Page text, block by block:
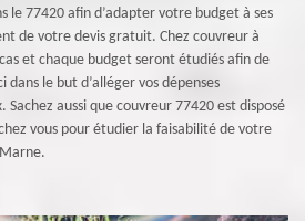
le 77420 afin d’adapter votre budget à ses
de votre devis gratuit. Chez couvreur à
et chaque budget seront étudiés afin de
le but d’alléger vos dépenses
Sachez aussi que couvreur 77420 est disposé
vous pour étudier la faisabilité de votre